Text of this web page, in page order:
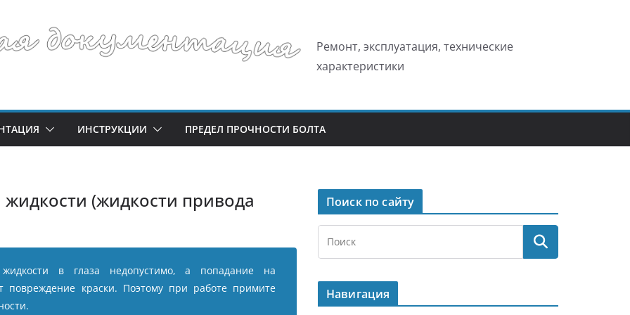
Ремонт, эксплуатация, технические
характеристики
ИНСТРУКЦИИ ПРЕДЕЛ ПРОЧНОСТИ БОЛТА
(жидкости привода
в глаза недопустимо, а попадание на
повреждение краски. Поэтому при работе примите
Поиск по сайту
Навигация